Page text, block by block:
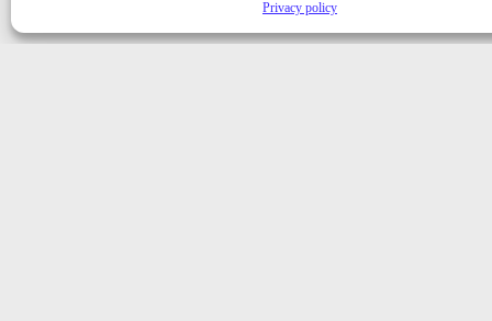
Privacy policy